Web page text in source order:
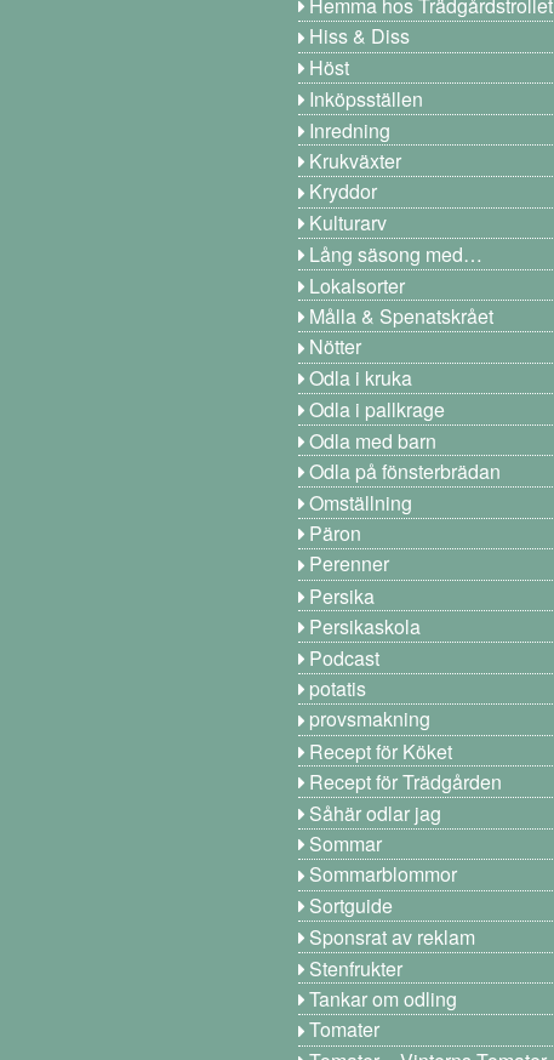
Hemma hos Trädgårdstrollet
Hiss & Diss
Höst
Inköpsställen
Inredning
Krukväxter
Kryddor
Kulturarv
Lång säsong med…
Lokalsorter
Målla & Spenatskrået
Nötter
Odla i kruka
Odla i pallkrage
Odla med barn
Odla på fönsterbrädan
Omställning
Päron
Perenner
Persika
Persikaskola
Podcast
potatis
provsmakning
Recept för Köket
Recept för Trädgården
Såhär odlar jag
Sommar
Sommarblommor
Sortguide
Sponsrat av reklam
Stenfrukter
Tankar om odling
Tomater